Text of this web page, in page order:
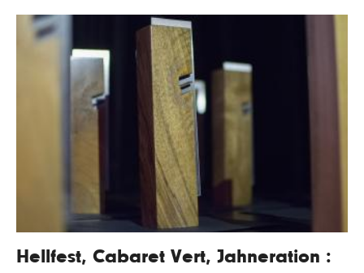
Hellfest, Cabaret Vert, Jahneration :